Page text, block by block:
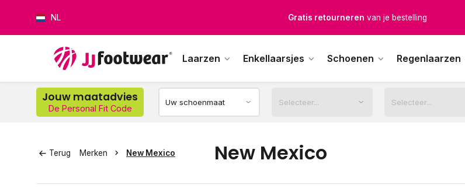
NL Gratis retourneren van je bestelling
Laarzen Enkellaarsjes Schoenen Regenlaarzen
Jouw maatadvies
De Personal Fit Code
Terug Merken New Mexico New Mexico